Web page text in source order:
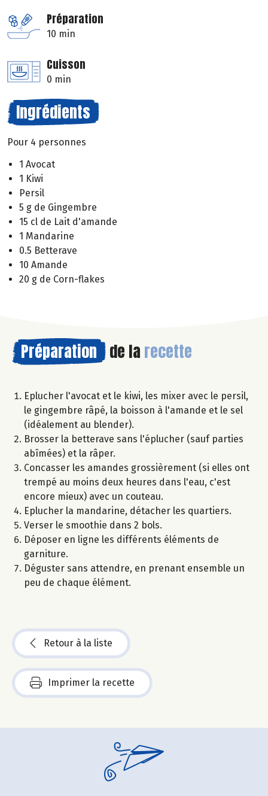
Préparation
10 min
Cuisson
0 min
Ingrédients
Pour 4 personnes
1 Avocat
1 Kiwi
Persil
5 g de Gingembre
15 cl de Lait d'amande
1 Mandarine
0.5 Betterave
10 Amande
20 g de Corn-flakes
Préparation de la recette
Eplucher l'avocat et le kiwi, les mixer avec le persil,
le gingembre râpé, la boisson à l'amande et le sel
(idéalement au blender).
Brosser la betterave sans l'éplucher (sauf parties
abîmées) et la râper.
Concasser les amandes grossièrement (si elles ont
trempé au moins deux heures dans l'eau, c'est
encore mieux) avec un couteau.
Eplucher la mandarine, détacher les quartiers.
Verser le smoothie dans 2 bols.
Déposer en ligne les différents éléments de
garniture.
Déguster sans attendre, en prenant ensemble un
peu de chaque élément.
Retour à la liste
Imprimer la recette